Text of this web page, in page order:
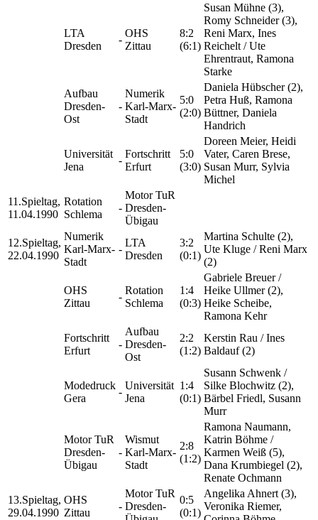
LTA
Dresden
-
OHS
Zittau
8:2
(6:1)
Susan Mühne (3),
Romy Schneider (3),
Reni Marx, Ines
Reichelt / Ute
Ehrentraut, Ramona
Starke
Aufbau
Dresden-
Ost
-
Numerik
Karl-Marx-
Stadt
5:0
(2:0)
Daniela Hübscher (2),
Petra Huß, Ramona
Büttner, Daniela
Handrich
Universität
Jena
-
Fortschritt
Erfurt
5:0
(3:0)
Doreen Meier, Heidi
Vater, Caren Brese,
Susan Murr, Sylvia
Michel
11.Spieltag,
11.04.1990
Rotation
Schlema
-
Motor TuR
Dresden-
Übigau
12.Spieltag,
22.04.1990
Numerik
Karl-Marx-
Stadt
-
LTA
Dresden
3:2
(0:1)
Martina Schulte (2),
Ute Kluge / Reni Marx
(2)
OHS
Zittau
-
Rotation
Schlema
1:4
(0:3)
Gabriele Breuer /
Heike Ullmer (2),
Heike Scheibe,
Ramona Kehr
Fortschritt
Erfurt
-
Aufbau
Dresden-
Ost
2:2
(1:2)
Kerstin Rau / Ines
Baldauf (2)
Modedruck
Gera
-
Universität
Jena
1:4
(0:1)
Susann Schwenk /
Silke Blochwitz (2),
Bärbel Friedl, Susann
Murr
Motor TuR
Dresden-
Übigau
-
Wismut
Karl-Marx-
Stadt
2:8
(1:2)
Ramona Naumann,
Katrin Böhme /
Karmen Weiß (5),
Dana Krumbiegel (2),
Renate Ochmann
13.Spieltag,
29.04.1990
OHS
Zittau
-
Motor TuR
Dresden-
0:5
(0:1)
Angelika Ahnert (3),
Veronika Riemer,